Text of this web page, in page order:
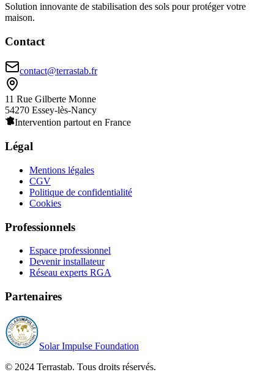
Solution innovante de stabilisation des sols pour protéger votre
maison.
Contact
contact@terrastab.fr
11 Rue Gilberte Monne
54270 Essey-lès-Nancy
Intervention partout en France
Légal
Mentions légales
CGV
Politique de confidentialité
Cookies
Professionnels
Espace professionnel
Devenir installateur
Réseau experts RGA
Partenaires
Solar Impulse Foundation
© 2024 Terrastab. Tous droits réservés.